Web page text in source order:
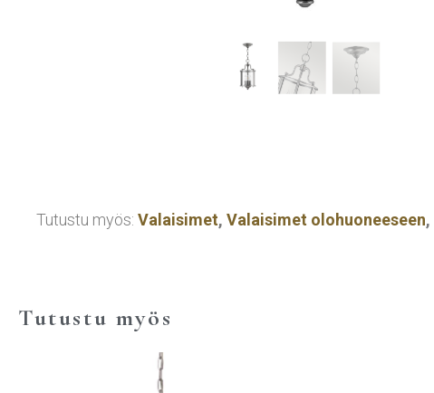
Tutustu myös: Valaisimet, Valaisimet olohuoneeseen,
Tutustu myös